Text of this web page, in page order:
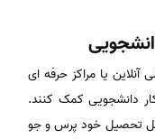
یا مراکز حرفه ای
دانشجویی کمک کنند.
تحصیل خود پرس و جو